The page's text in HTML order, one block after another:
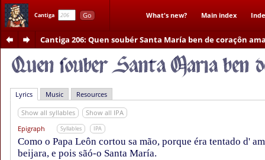
Cantiga Go What's new? Main index
Cantiga 206: Quen soubér Santa María ben de coraçôn
Lyrics Music Resources
Show all syllables
Show all IPA
Epigraph
Syllables IPA
Como o Papa Leôn cortou sa mão, porque éra tentado d'
beijara, e pois sãó-o Santa María.